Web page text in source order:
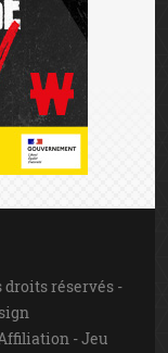
droits réservés -
-Jeu